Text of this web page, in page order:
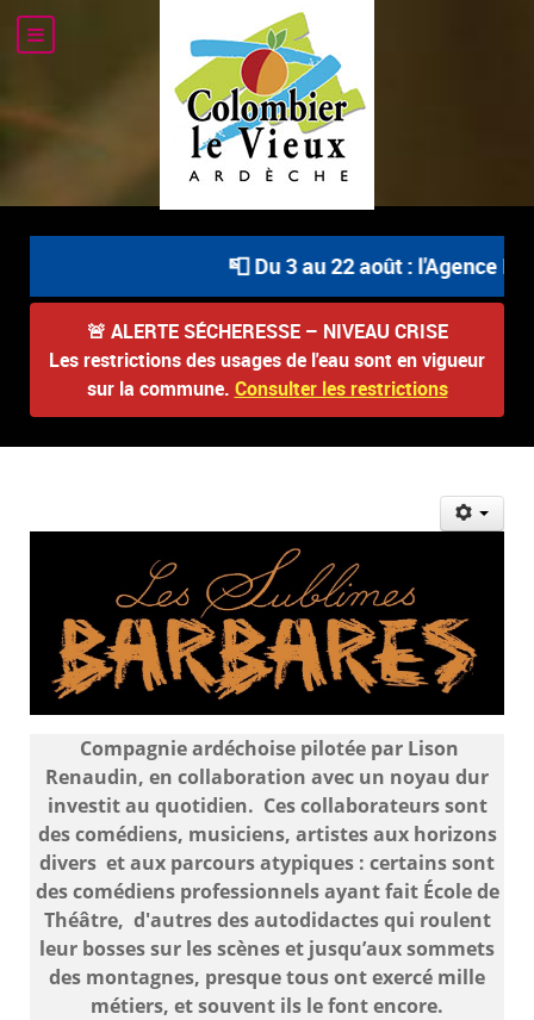
📮 Du 3 au 22 août : l'Agence
🚨 ALERTE SÉCHERESSE – NIVEAU CRISE
Les restrictions des usages de l'eau sont en vigueur
sur la commune. Consulter les restrictions
Compagnie ardéchoise pilotée par Lison
Renaudin, en collaboration avec un noyau dur
investit au quotidien. Ces collaborateurs sont
des comédiens, musiciens, artistes aux horizons
divers et aux parcours atypiques : certains sont
des comédiens professionnels ayant fait École de
Théâtre, d'autres des autodidactes qui roulent
leur bosses sur les scènes et jusqu’aux sommets
des montagnes, presque tous ont exercé mille
métiers, et souvent ils le font encore.